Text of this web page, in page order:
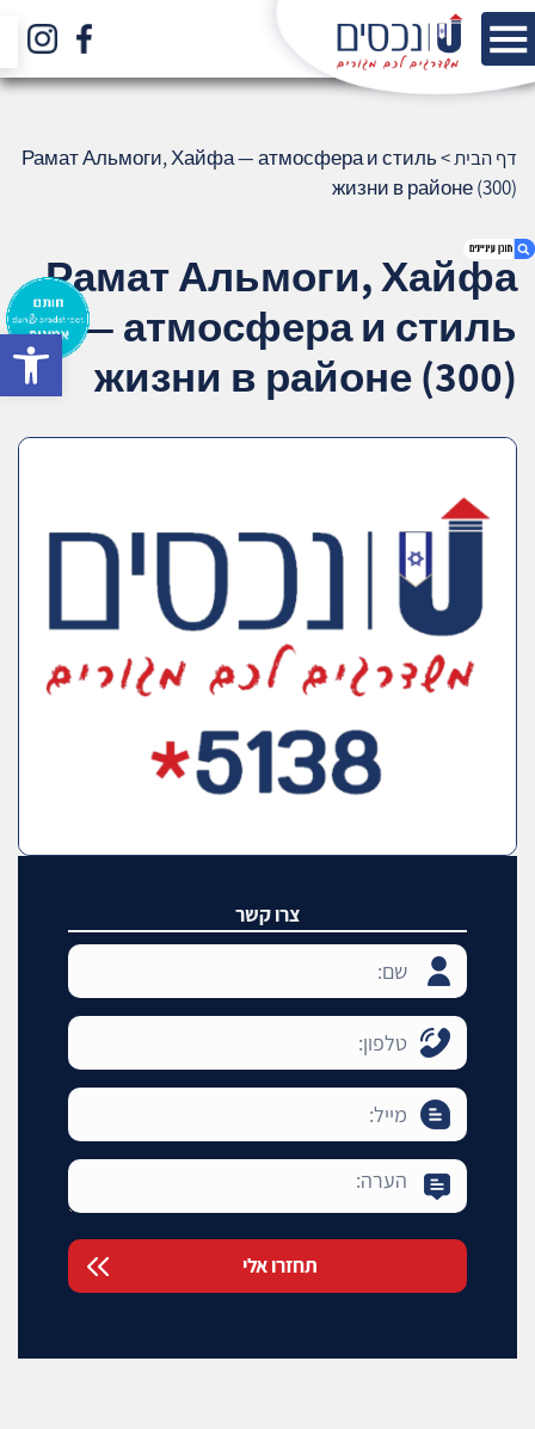
1. Рамат Альмоги, Хайфа — атмосфера и
стиль жизни в районе (300)
3. שאלתם ? ענינו !
דף הבית>
Рамат Альмоги, Хайфа — атмосфера и стиль
жизни в районе (300)
Рамат Альмоги, Хайфа
— атмосфера и стиль
жизни в районе (300)
צרו קשר